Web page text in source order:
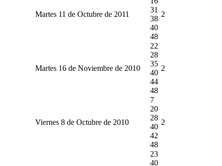
Martes 11 de Octubre de 2011
31
38
40
48
2
Martes 16 de Noviembre de 2010
22
28
35
40
44
48
2
Viernes 8 de Octubre de 2010
7
20
28
40
42
48
2
23
40